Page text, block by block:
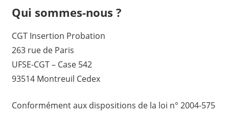
Qui sommes-nous ?
CGT Insertion Probation
263 rue de Paris
UFSE-CGT – Case 542
93514 Montreuil Cedex
Conformément aux dispositions de la loi n° 2004-575